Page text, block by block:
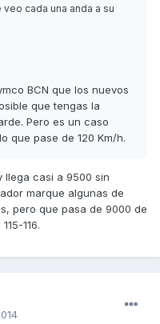
cada una anda a su
BCN que los nuevos
que tengas la
Pero es un caso
que pase de 120 Km/h.
llega casi a 9500 sin
marque algunas de
pero que pasa de 9000 de
116.